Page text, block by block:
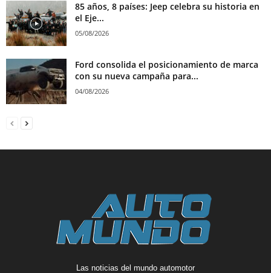
85 años, 8 países: Jeep celebra su historia en
el Eje...
05/08/2026
Ford consolida el posicionamiento de marca
con su nueva campaña para...
04/08/2026
Las noticias del mundo automotor